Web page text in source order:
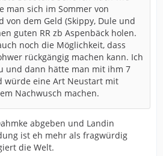
man sich im Sommer von
von dem Geld (Skippy, Dule und
guten RR zb Aspenbäck holen.
noch die Möglichkeit, dass
rückgängig machen kann. Ich
und dann hätte man mit ihm 7
würde eine Art Neustart mit
Nachwusch machen.
abgeben und Landin
ist eh mehr als fragwürdig
die Welt.